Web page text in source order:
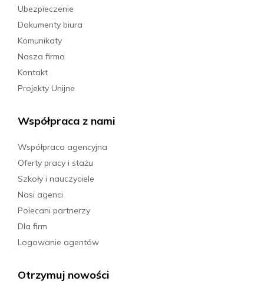
Ubezpieczenie
Dokumenty biura
Komunikaty
Nasza firma
Kontakt
Projekty Unijne
Współpraca z nami
Współpraca agencyjna
Oferty pracy i stażu
Szkoły i nauczyciele
Nasi agenci
Polecani partnerzy
Dla firm
Logowanie agentów
Otrzymuj nowości